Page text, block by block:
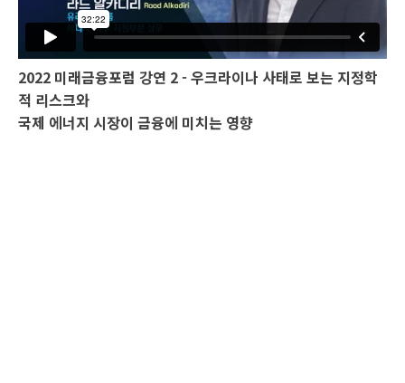
2022 미래금융포럼 강연 2 - 우크라이나 사태로 보는 지정학
적 리스크와
국제 에너지 시장이 금융에 미치는 영향